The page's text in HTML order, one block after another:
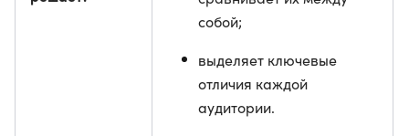
собой;
выделяет ключевые
отличия каждой
аудитории.